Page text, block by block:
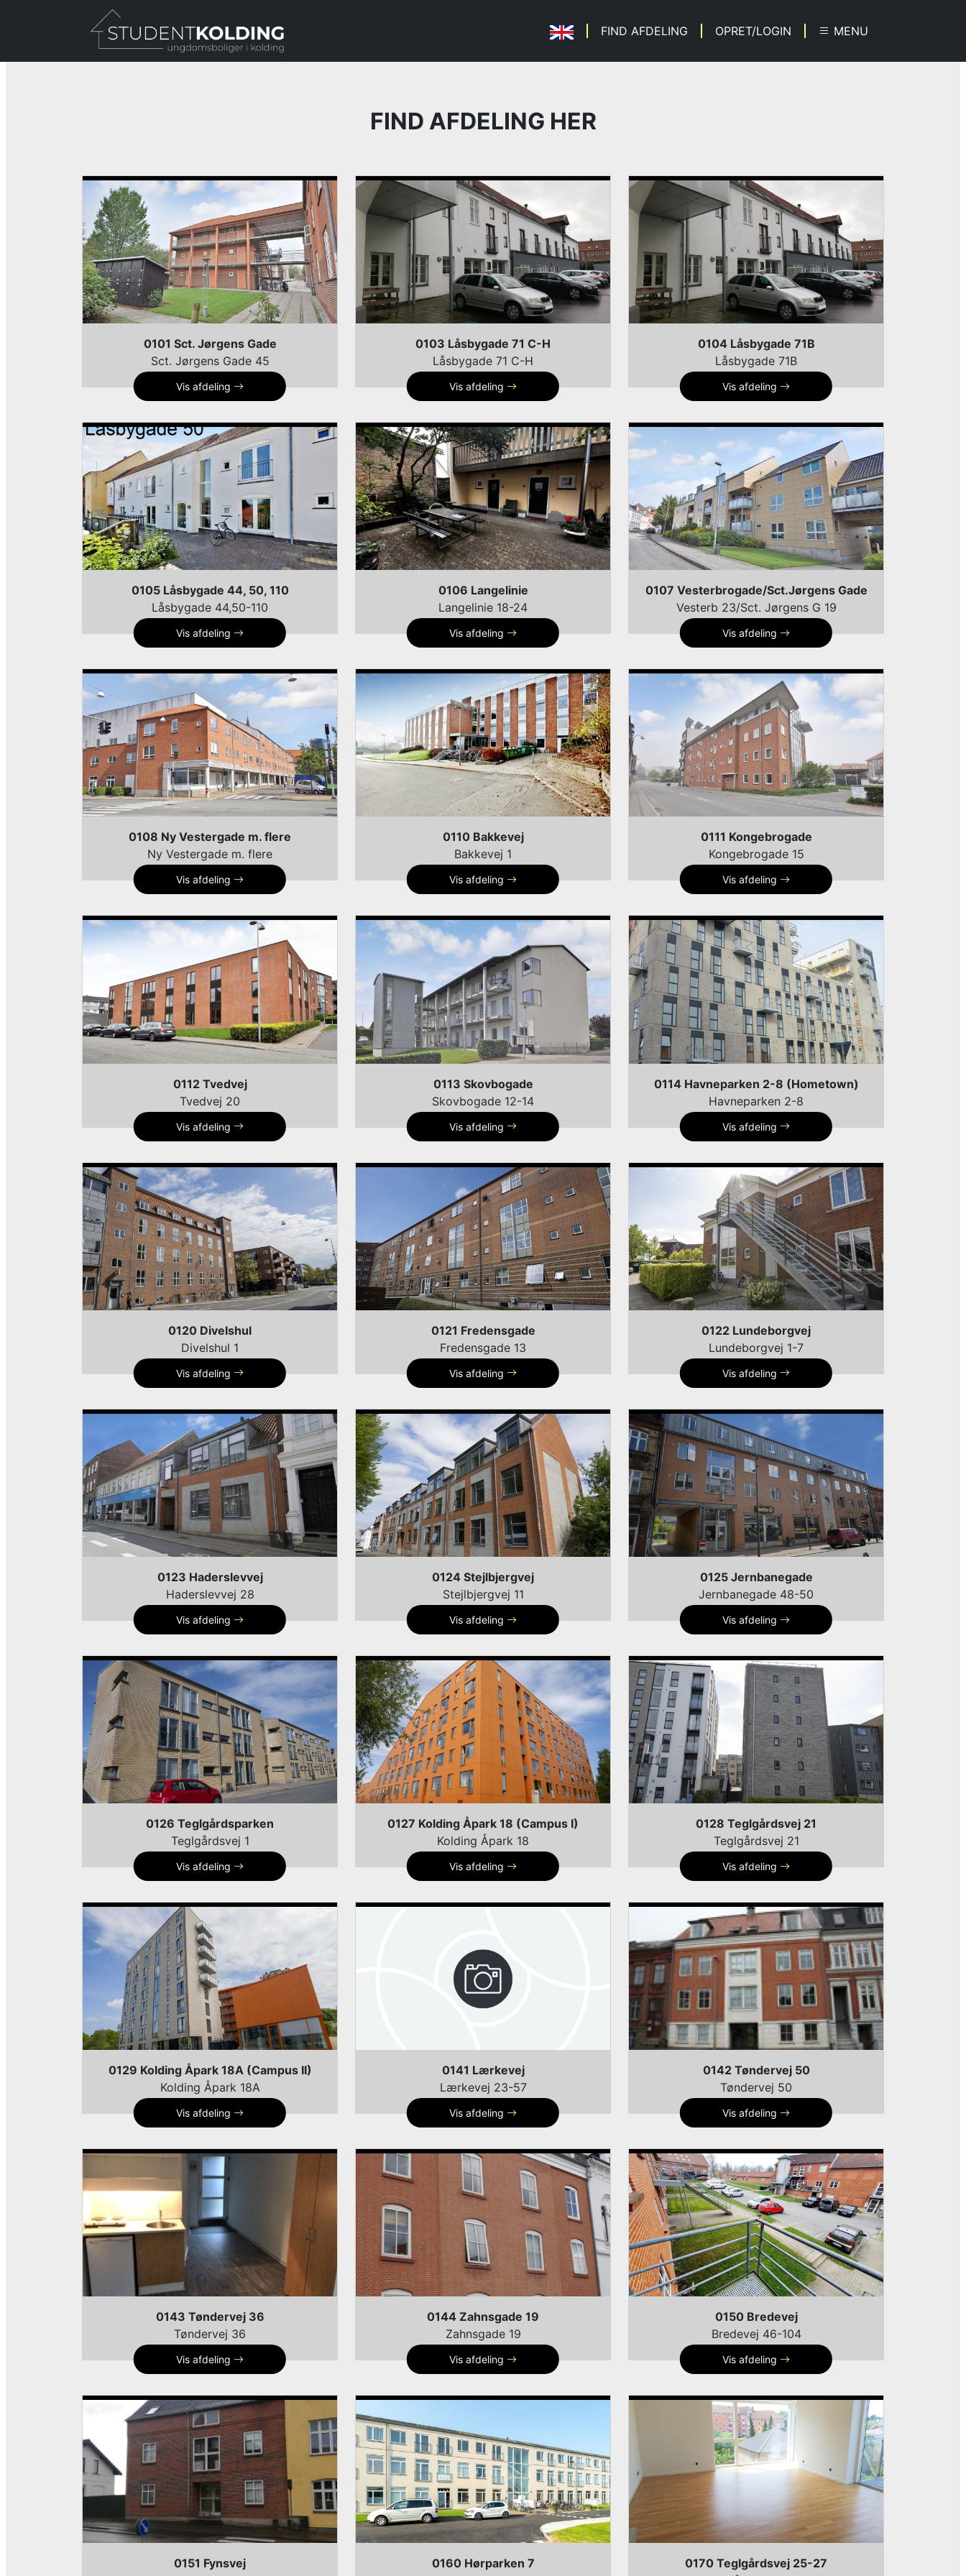
Gå til hovedindhold
FIND AFDELING
OPRET/LOGIN MENU
FIND AFDELING HER
0101 Sct. Jørgens Gade
Sct. Jørgens Gade 45
Vis afdeling
0103 Låsbygade 71 C-H
Låsbygade 71 C-H
Vis afdeling
0104 Låsbygade 71B
Låsbygade 71B
Vis afdeling
0105 Låsbygade 44, 50, 110
Låsbygade 44,50-110
Vis afdeling
0106 Langelinie
Langelinie 18-24
Vis afdeling
0107 Vesterbrogade/Sct.Jørgens Gade
Vesterb 23/Sct. Jørgens G 19
Vis afdeling
0108 Ny Vestergade m. flere
Ny Vestergade m. flere
Vis afdeling
0110 Bakkevej
Bakkevej 1
Vis afdeling
0111 Kongebrogade
Kongebrogade 15
Vis afdeling
0112 Tvedvej
Tvedvej 20
Vis afdeling
0113 Skovbogade
Skovbogade 12-14
Vis afdeling
0114 Havneparken 2-8 (Hometown)
Havneparken 2-8
Vis afdeling
0120 Divelshul
Divelshul 1
Vis afdeling
0121 Fredensgade
Fredensgade 13
Vis afdeling
0122 Lundeborgvej
Lundeborgvej 1-7
Vis afdeling
0123 Haderslevvej
Haderslevvej 28
Vis afdeling
0124 Stejlbjergvej
Stejlbjergvej 11
Vis afdeling
0125 Jernbanegade
Jernbanegade 48-50
Vis afdeling
0126 Teglgårdsparken
Teglgårdsvej 1
Vis afdeling
0127 Kolding Åpark 18 (Campus I)
Kolding Åpark 18
Vis afdeling
0128 Teglgårdsvej 21
Teglgårdsvej 21
Vis afdeling
0129 Kolding Åpark 18A (Campus II)
Kolding Åpark 18A
Vis afdeling
0141 Lærkevej
Lærkevej 23-57
Vis afdeling
0142 Tøndervej 50
Tøndervej 50
Vis afdeling
0143 Tøndervej 36
Tøndervej 36
Vis afdeling
0144 Zahnsgade 19
Zahnsgade 19
Vis afdeling
0150 Bredevej
Bredevej 46-104
Vis afdeling
0151 Fynsvej
0160 Hørparken 7
0170 Teglgårdsvej 25-27